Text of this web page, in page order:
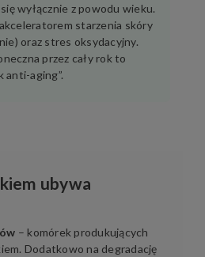
wyłącznie z powodu wieku.
starzenia skóry
oraz stres oksydacyjny.
przez cały rok to
anti-aging”.
ubywa
– komórek produkujących
Dodatkowo na degradację